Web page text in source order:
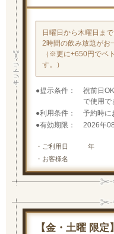
日曜日から木曜日ま
2時間の飲み放題がお
（※更に+650円でベ
す。）
提示条件
祝前日
で使用で
利用条件
予約時に
有効期限
2026年
・ご利用日
・お客様名
【金・土曜 限